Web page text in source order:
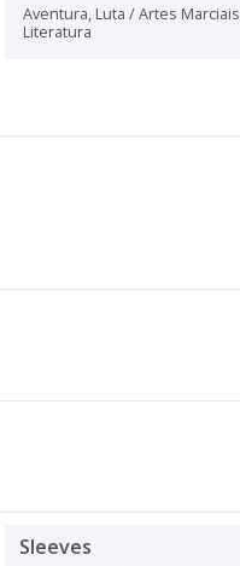
Aventura, Luta / Artes Marciais
Literatura
Sleeves